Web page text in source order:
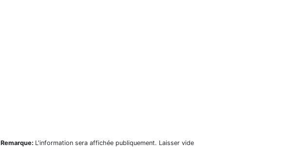
Remarque: L'information sera affichée publiquement. Laisser vide